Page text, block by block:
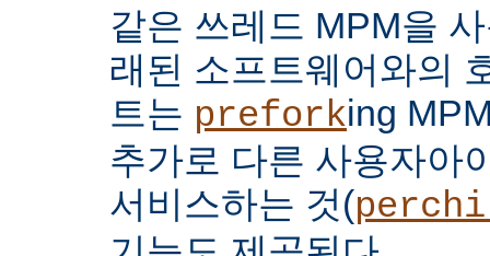
같은 쓰레드 MPM을
래된 소프트웨어와의
트는 preforking
추가로 다른 사용자아
서비스하는 것(